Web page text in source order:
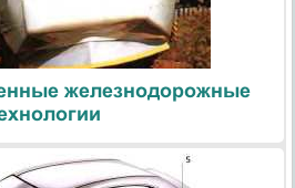
железнодорожные